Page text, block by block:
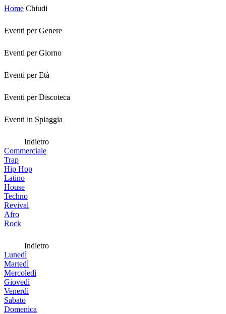
Home Chiudi
Eventi per Genere
Eventi per Giorno
Eventi per Età
Eventi per Discoteca
Eventi in Spiaggia
Indietro
Commerciale
Trap
Hip Hop
Latino
House
Techno
Revival
Afro
Rock
Indietro
Lunedì
Martedì
Mercoledì
Giovedì
Venerdì
Sabato
Domenica